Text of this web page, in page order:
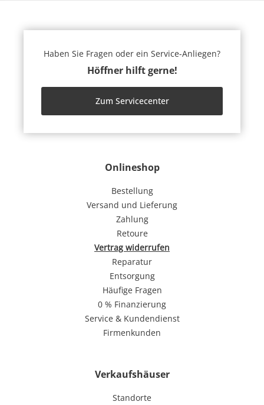
Onlineshop
Bestellung
Versand und Lieferung
Zahlung
Retoure
Vertrag widerrufen
Reparatur
Entsorgung
Häufige Fragen
0 % Finanzierung
Service & Kundendienst
Firmenkunden
Verkaufshäuser
Standorte
Haben Sie Fragen oder ein Service-Anliegen?
Höffner hilft gerne!
Zum Servicecenter